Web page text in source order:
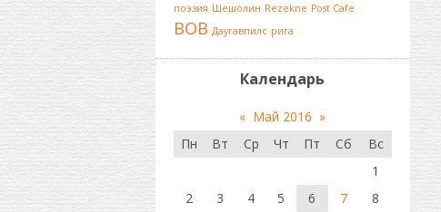
поэзия Шешолин Rezekne Post Cafe
ВОВ Даугавпилс рига
Календарь
« Май 2016 »
Пн
Вт Ср Чт Пт Сб
Вс
1
2
3 4 5 6 7
8